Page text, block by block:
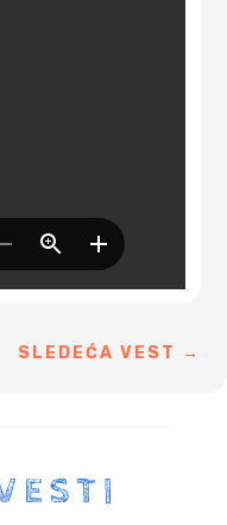
SLEDEĆA VEST →